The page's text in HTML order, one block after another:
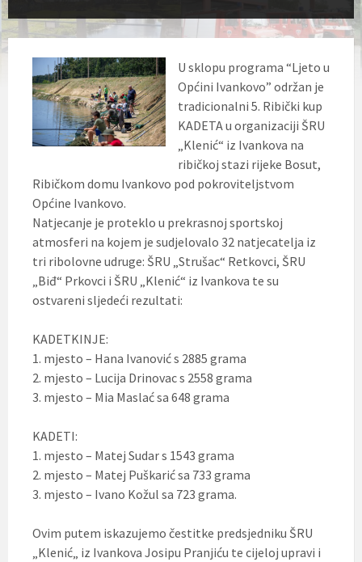
U sklopu programa “Ljeto u
Općini Ivankovo” održan je
tradicionalni 5. Ribički kup
KADETA u organizaciji ŠRU
„Klenić“ iz Ivankova na
ribičkoj stazi rijeke Bosut,
Ribičkom domu Ivankovo pod pokroviteljstvom
Općine Ivankovo.
Natjecanje je proteklo u prekrasnoj sportskoj
atmosferi na kojem je sudjelovalo 32 natjecatelja iz
tri ribolovne udruge: ŠRU „Strušac“ Retkovci, ŠRU
„Biđ“ Prkovci i ŠRU „Klenić“ iz Ivankova te su
ostvareni sljedeći rezultati:
KADETKINJE:
1. mjesto – Hana Ivanović s 2885 grama
2. mjesto – Lucija Drinovac s 2558 grama
3. mjesto – Mia Maslać sa 648 grama
KADETI:
1. mjesto – Matej Sudar s 1543 grama
2. mjesto – Matej Puškarić sa 733 grama
3. mjesto – Ivano Kožul sa 723 grama.
Ovim putem iskazujemo čestitke predsjedniku ŠRU
„Klenić„ iz Ivankova Josipu Pranjiću te cijeloj upravi i